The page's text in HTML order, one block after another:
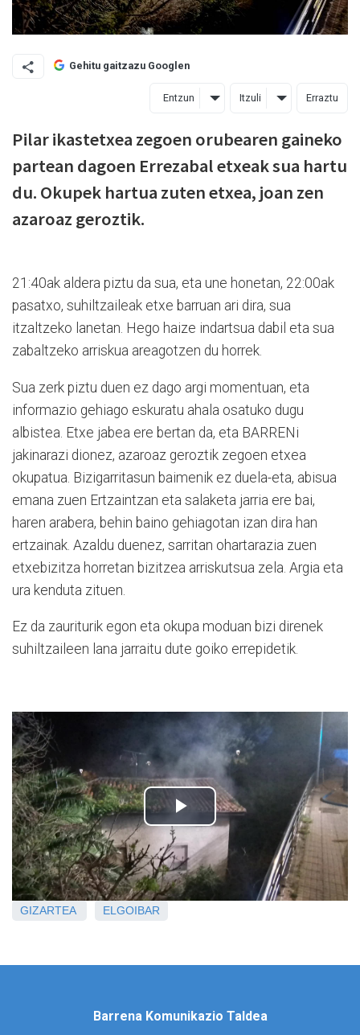
Gehitu gaitzazu Googlen
Entzun Itzuli Erraztu
Pilar ikastetxea zegoen orubearen gaineko
partean dagoen Errezabal etxeak sua hartu
du. Okupek hartua zuten etxea, joan zen
azaroaz geroztik.
21:40ak aldera piztu da sua, eta une honetan, 22:00ak
pasatxo, suhiltzaileak etxe barruan ari dira, sua
itzaltzeko lanetan. Hego haize indartsua dabil eta sua
zabaltzeko arriskua areagotzen du horrek.
Sua zerk piztu duen ez dago argi momentuan, eta
informazio gehiago eskuratu ahala osatuko dugu
albistea. Etxe jabea ere bertan da, eta BARRENi
jakinarazi dionez, azaroaz geroztik zegoen etxea
okupatua. Bizigarritasun baimenik ez duela-eta, abisua
emana zuen Ertzaintzan eta salaketa jarria ere bai,
haren arabera, behin baino gehiagotan izan dira han
ertzainak. Azaldu duenez, sarritan ohartarazia zuen
etxebizitza horretan bizitzea arriskutsua zela. Argia eta
ura kenduta zituen.
Ez da zauriturik egon eta okupa moduan bizi direnek
suhiltzaileen lana jarraitu dute goiko errepidetik.
GIZARTEA ELGOIBAR
Barrena Komunikazio Taldea